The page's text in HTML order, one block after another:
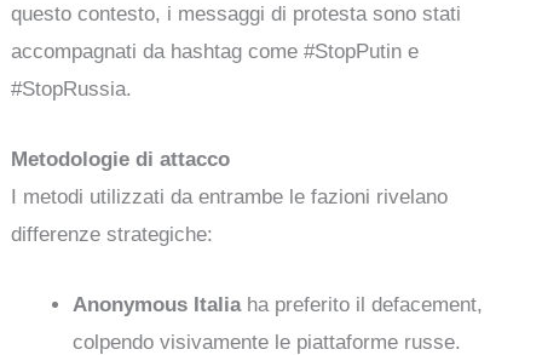
questo contesto, i messaggi di protesta sono stati
accompagnati da hashtag come #StopPutin e
#StopRussia.
Metodologie di attacco
I metodi utilizzati da entrambe le fazioni rivelano
differenze strategiche:
Anonymous Italiaha preferito il defacement,
colpendo visivamente le piattaforme russe.